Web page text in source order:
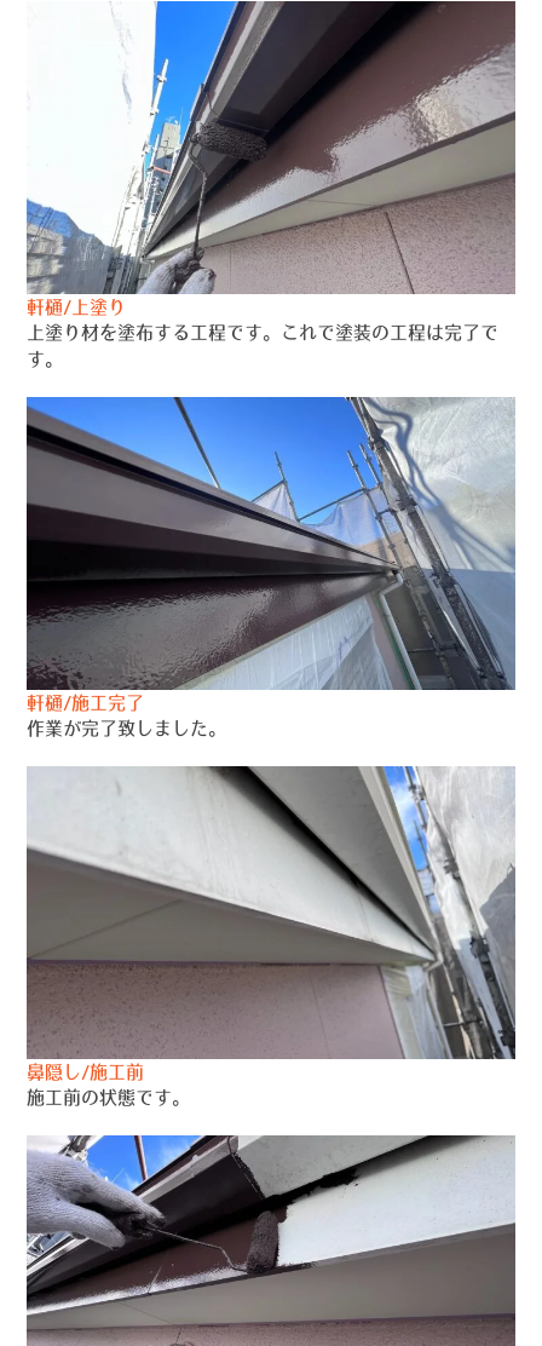
軒樋/上塗り
上塗り材を塗布する工程です。これで塗装の工程は完了で
す。
軒樋/施工完了
作業が完了致しました。
鼻隠し/施工前
施工前の状態です。